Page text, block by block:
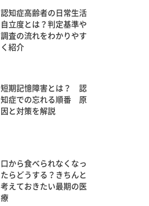
認知症高齢者の日常生活
自立度とは？判定基準や
調査の流れをわかりやす
く紹介
短期記憶障害とは？ 認
知症での忘れる順番 原
因と対策を解説
口から食べられなくなっ
たらどうする？きちんと
考えておきたい最期の医
療